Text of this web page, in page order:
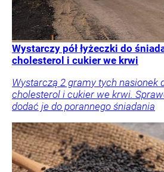
Wystarczy pół łyżeczki do
cholesterol i cukier we krwi
Wystarczą 2 gramy tych nasionek
cholesterol i cukier we krwi.
dodać je do porannego śniadania